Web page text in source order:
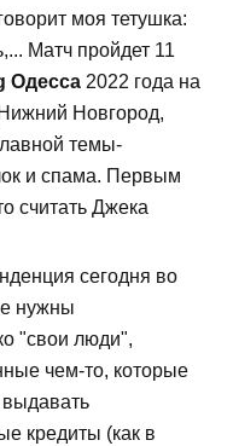
моя тетушка:
Матч пройдет 11
Одесса 2022 года на
Новгород,
темы-
и спама. Первым
считать Джека
сегодня во
нужны
"свои люди",
чем-то, которые
кредиты (как в